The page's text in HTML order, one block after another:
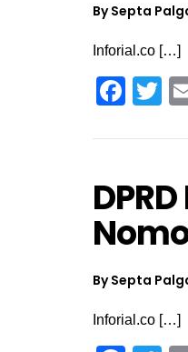
BySepta
Inforial.co […]
BySepta
Inforial.co […]